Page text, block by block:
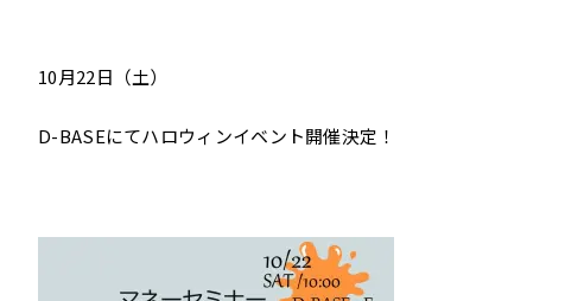
10月22日（土）
D-BASEにてハロウィンイベント開催決定！